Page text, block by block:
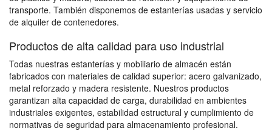
transporte. También disponemos de estanterías usadas y servicio
de alquiler de contenedores.
Productos de alta calidad para uso industrial
Todas nuestras estanterías y mobiliario de almacén están
fabricados con materiales de calidad superior: acero galvanizado,
metal reforzado y madera resistente. Nuestros productos
garantizan alta capacidad de carga, durabilidad en ambientes
industriales exigentes, estabilidad estructural y cumplimiento de
normativas de seguridad para almacenamiento profesional.